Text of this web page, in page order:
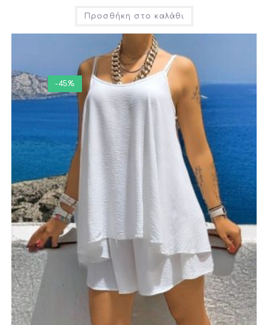
Προσθήκη στο καλάθι
-45%